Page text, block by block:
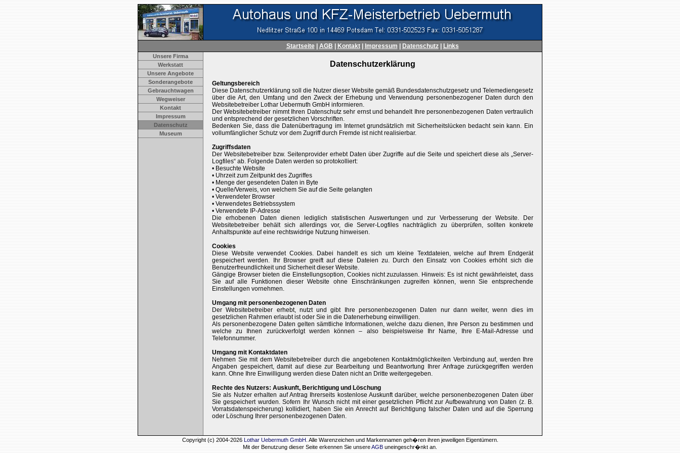
Startseite| AGB Kontakt| Impressum Datenschutz| Links
Unsere Firma
Werkstatt
Unsere Angebote
Sonderangebote
Gebrauchtwagen
Wegweiser
Kontakt
Impressum
Datenschutz
Museum
Datenschutzerklärung
Geltungsbereich
Diese Datenschutzerklärung soll die Nutzer dieser Website gemäß Bundesdatenschutzgesetz und Telemediengesetz
über die Art, den Umfang und den Zweck der Erhebung und Verwendung personenbezogener Daten durch den
Websitebetreiber Lothar Uebermuth GmbH informieren.
Der Websitebetreiber nimmt Ihren Datenschutz sehr ernst und behandelt Ihre personenbezogenen Daten vertraulich
und entsprechend der gesetzlichen Vorschriften.
Bedenken Sie, dass die Datenübertragung im Internet grundsätzlich mit Sicherheitslücken bedacht sein kann. Ein
vollumfänglicher Schutz vor dem Zugriff durch Fremde ist nicht realisierbar.
Zugriffsdaten
Der Websitebetreiber bzw. Seitenprovider erhebt Daten über Zugriffe auf die Seite und speichert diese als „Server-
Logfiles“ ab. Folgende Daten werden so protokolliert:
• Besuchte Website
• Uhrzeit zum Zeitpunkt des Zugriffes
• Menge der gesendeten Daten in Byte
• Quelle/Verweis, von welchem Sie auf die Seite gelangten
• Verwendeter Browser
• Verwendetes Betriebssystem
• Verwendete IP-Adresse
Die erhobenen Daten dienen lediglich statistischen Auswertungen und zur Verbesserung der Website. Der
Websitebetreiber behält sich allerdings vor, die Server-Logfiles nachträglich zu überprüfen, sollten konkrete
Anhaltspunkte auf eine rechtswidrige Nutzung hinweisen.
Cookies
Diese Website verwendet Cookies. Dabei handelt es sich um kleine Textdateien, welche auf Ihrem Endgerät
gespeichert werden. Ihr Browser greift auf diese Dateien zu. Durch den Einsatz von Cookies erhöht sich die
Benutzerfreundlichkeit und Sicherheit dieser Website.
Gängige Browser bieten die Einstellungsoption, Cookies nicht zuzulassen. Hinweis: Es ist nicht gewährleistet, dass
Sie auf alle Funktionen dieser Website ohne Einschränkungen zugreifen können, wenn Sie entsprechende
Einstellungen vornehmen.
Umgang mit personenbezogenen Daten
Der Websitebetreiber erhebt, nutzt und gibt Ihre personenbezogenen Daten nur dann weiter, wenn dies im
gesetzlichen Rahmen erlaubt ist oder Sie in die Datenerhebung einwilligen.
Als personenbezogene Daten gelten sämtliche Informationen, welche dazu dienen, Ihre Person zu bestimmen und
welche zu Ihnen zurückverfolgt werden können – also beispielsweise Ihr Name, Ihre E-Mail-Adresse und
Telefonnummer.
Umgang mit Kontaktdaten
Nehmen Sie mit dem Websitebetreiber durch die angebotenen Kontaktmöglichkeiten Verbindung auf, werden Ihre
Angaben gespeichert, damit auf diese zur Bearbeitung und Beantwortung Ihrer Anfrage zurückgegriffen werden
kann. Ohne Ihre Einwilligung werden diese Daten nicht an Dritte weitergegeben.
Rechte des Nutzers: Auskunft, Berichtigung und Löschung
Sie als Nutzer erhalten auf Antrag Ihrerseits kostenlose Auskunft darüber, welche personenbezogenen Daten über
Sie gespeichert wurden. Sofern Ihr Wunsch nicht mit einer gesetzlichen Pflicht zur Aufbewahrung von Daten (z. B.
Vorratsdatenspeicherung) kollidiert, haben Sie ein Anrecht auf Berichtigung falscher Daten und auf die Sperrung
oder Löschung Ihrer personenbezogenen Daten.
Copyright (c) 2004-2026 Lothar Uebermuth GmbH. Alle Warenzeichen und Markennamen geh�ren ihren jeweiligen Eigentümern.
Mit der Benutzung dieser Seite erkennen Sie unsereAGB uneingeschr�nkt an.